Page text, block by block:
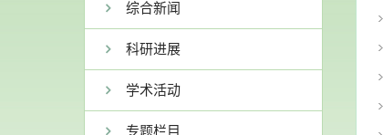
综合新闻
科研进展
学术活动
专题栏目